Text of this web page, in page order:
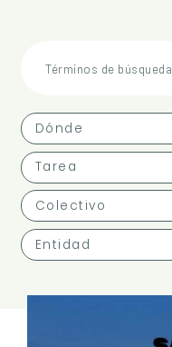
Términos de búsqueda
Dónde
Tarea
Colectivo
Entidad